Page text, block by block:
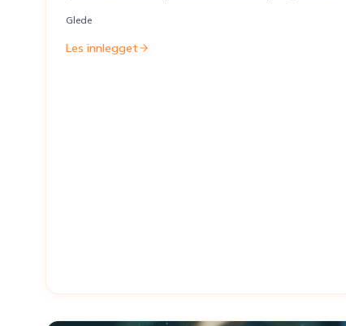
Glede
Les innlegget